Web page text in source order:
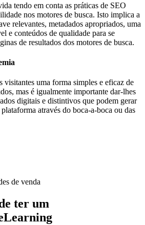
tendo em conta as práticas de SEO
nos motores de busca. Isto implica a
relevantes, metadados apropriados, uma
e conteúdos de qualidade para se
de resultados dos motores de busca.
visitantes uma forma simples e eficaz de
mas é igualmente importante dar-lhes
digitais e distintivos que podem gerar
através do boca-a-boca ou das
de venda
ter um